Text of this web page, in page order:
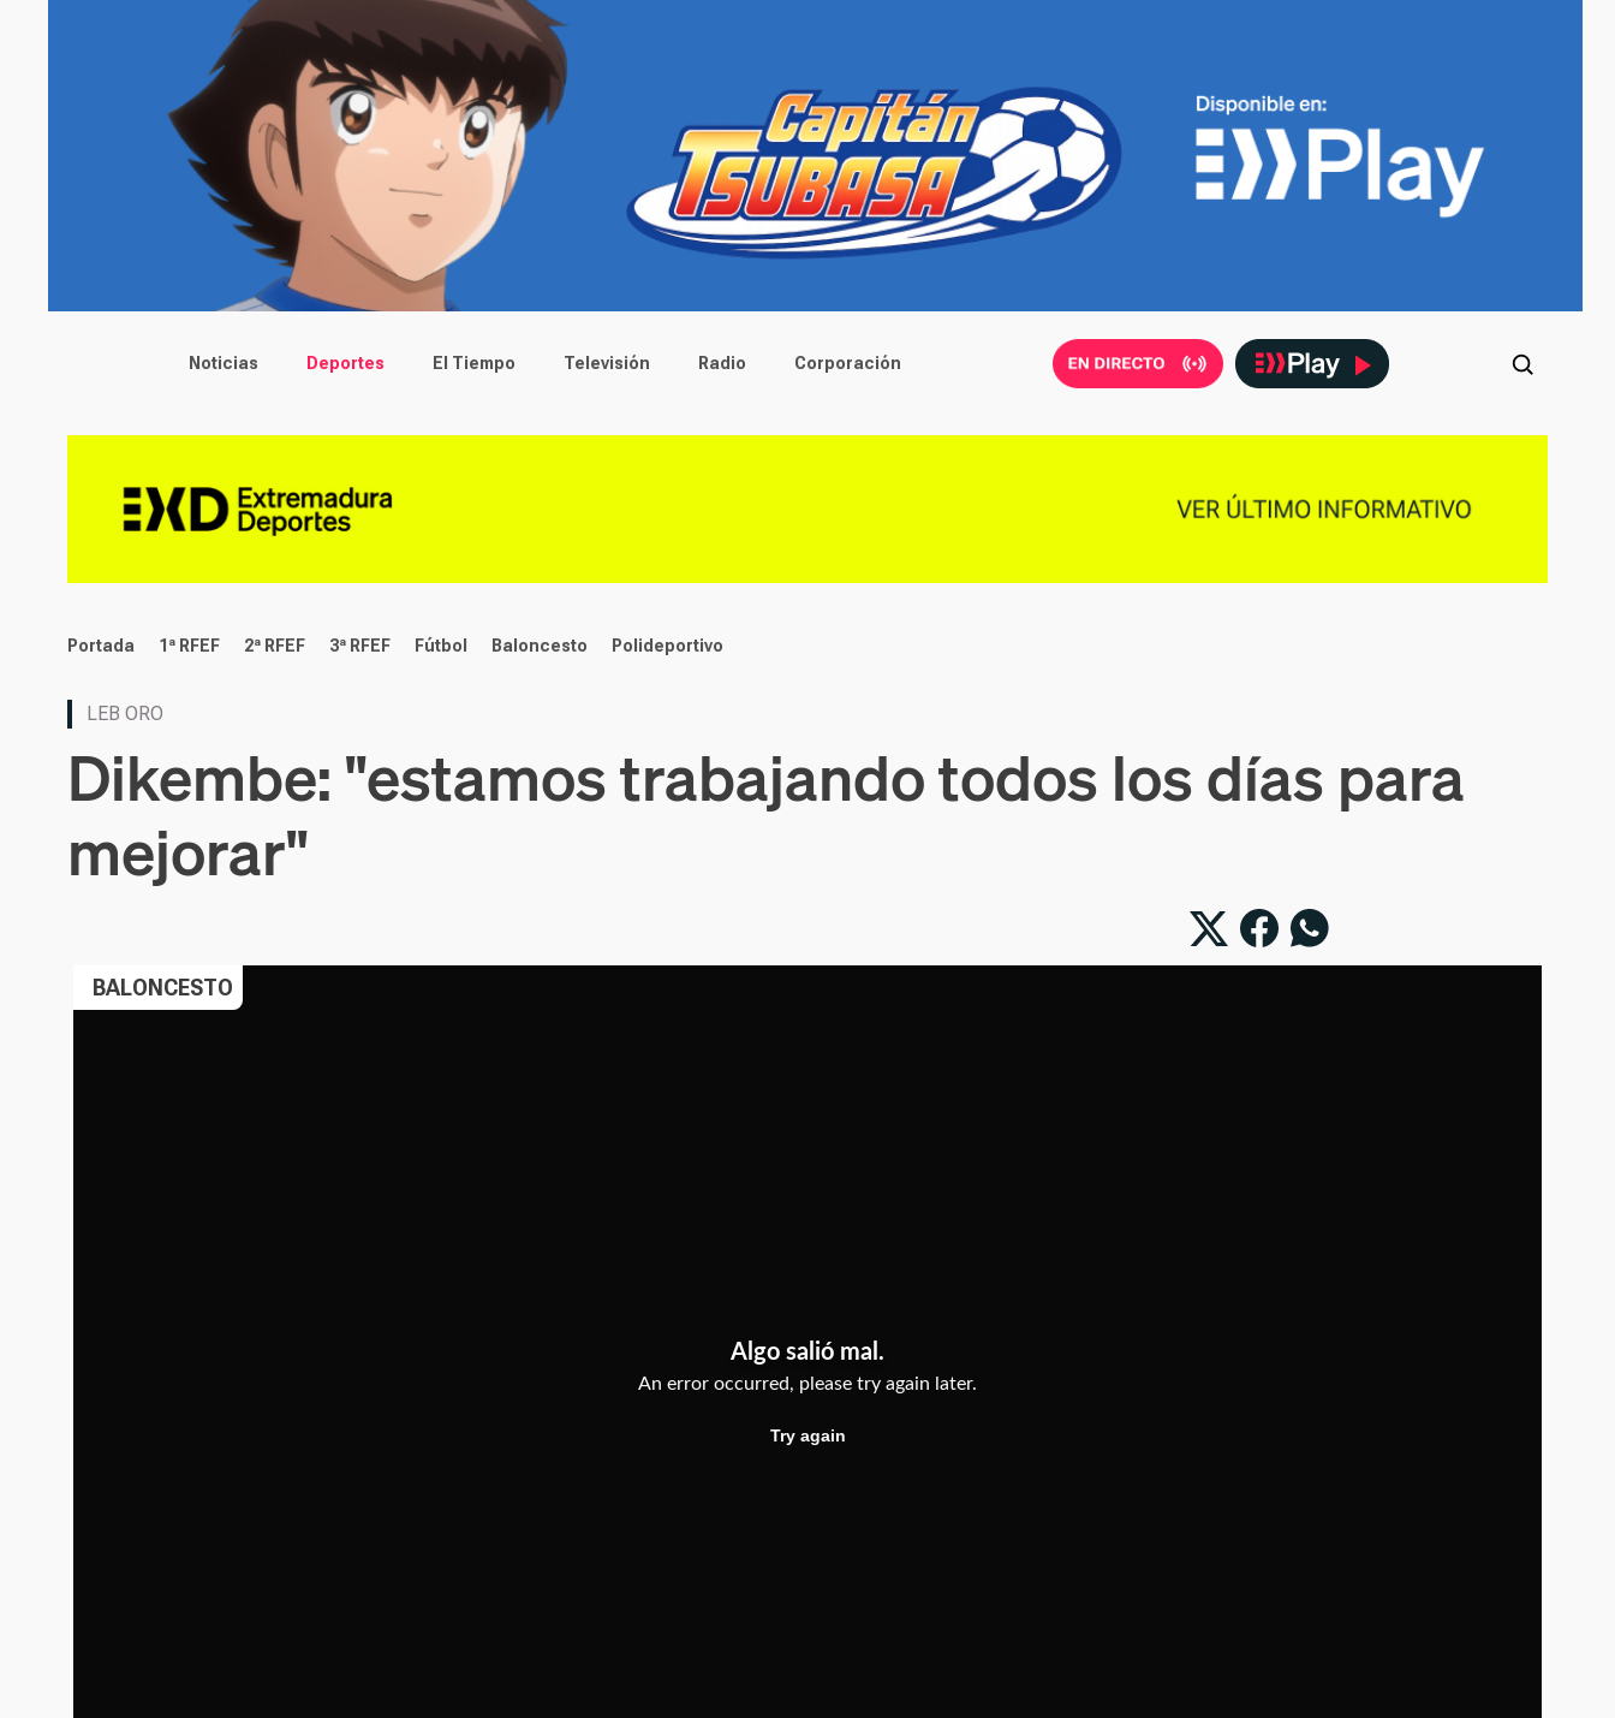
Main menu
Noticias Deportes El Tiempo Televisión Radio Corporación
deportes
Portada 1ª RFEF 2ª RFEF 3ª RFEF Fútbol Baloncesto Polideportivo
LEB ORO
Dikembe: "estamos trabajando todos los días para
mejorar"
BALONCESTO